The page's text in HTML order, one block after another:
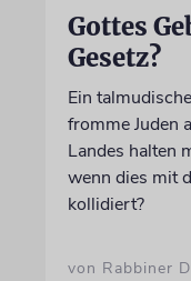
Gottes
Gesetz?
Ein
fromme Juden
Landes halten
wenn dies mit
kollidiert?
von Rabbiner